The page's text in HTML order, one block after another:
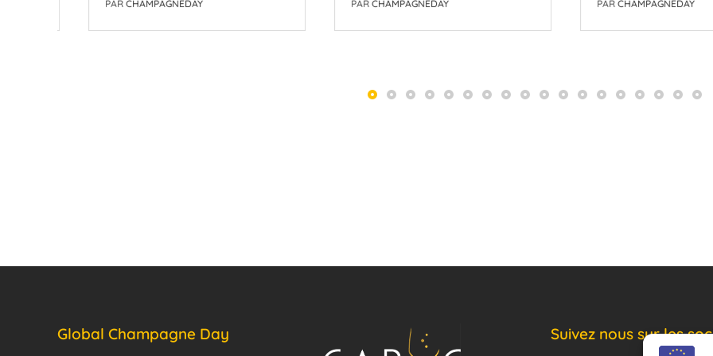
CHAMPAGNEDAY CHAMPAGNEDAY CHAMPAGNEDAY
Global Champagne Day Suivez nous sur les